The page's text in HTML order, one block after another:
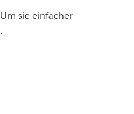
sie einfacher